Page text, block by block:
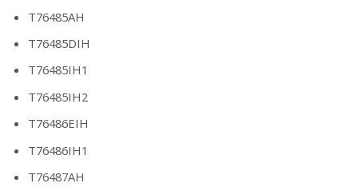
T76485AH
T76485DIH
T76485IH1
T76485IH2
T76486EIH
T76486IH1
T76487AH